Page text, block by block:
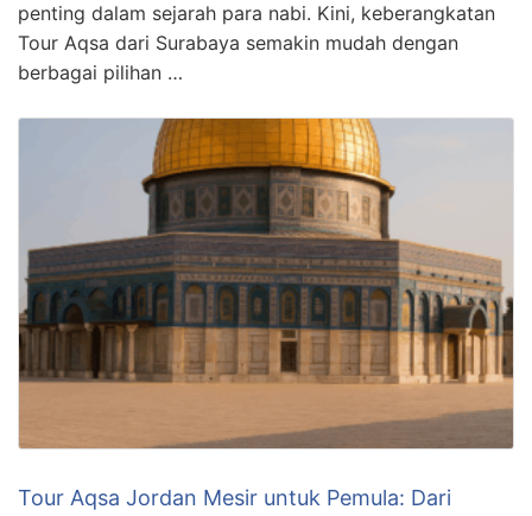
penting dalam sejarah para nabi. Kini, keberangkatan
Tour Aqsa dari Surabaya semakin mudah dengan
berbagai pilihan …
Tour Aqsa Jordan Mesir untuk Pemula: Dari